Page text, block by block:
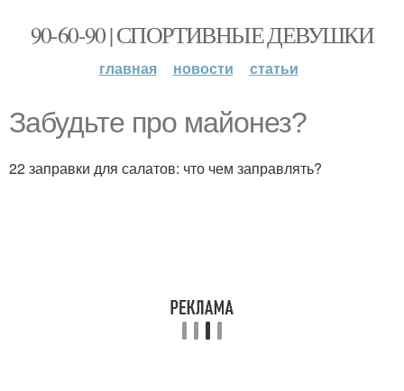
90-60-90 | СПОРТИВНЫЕ ДЕВУШКИ
главная новости статьи
Забудьте про майонез?
22 заправки для салатов: что чем заправлять?